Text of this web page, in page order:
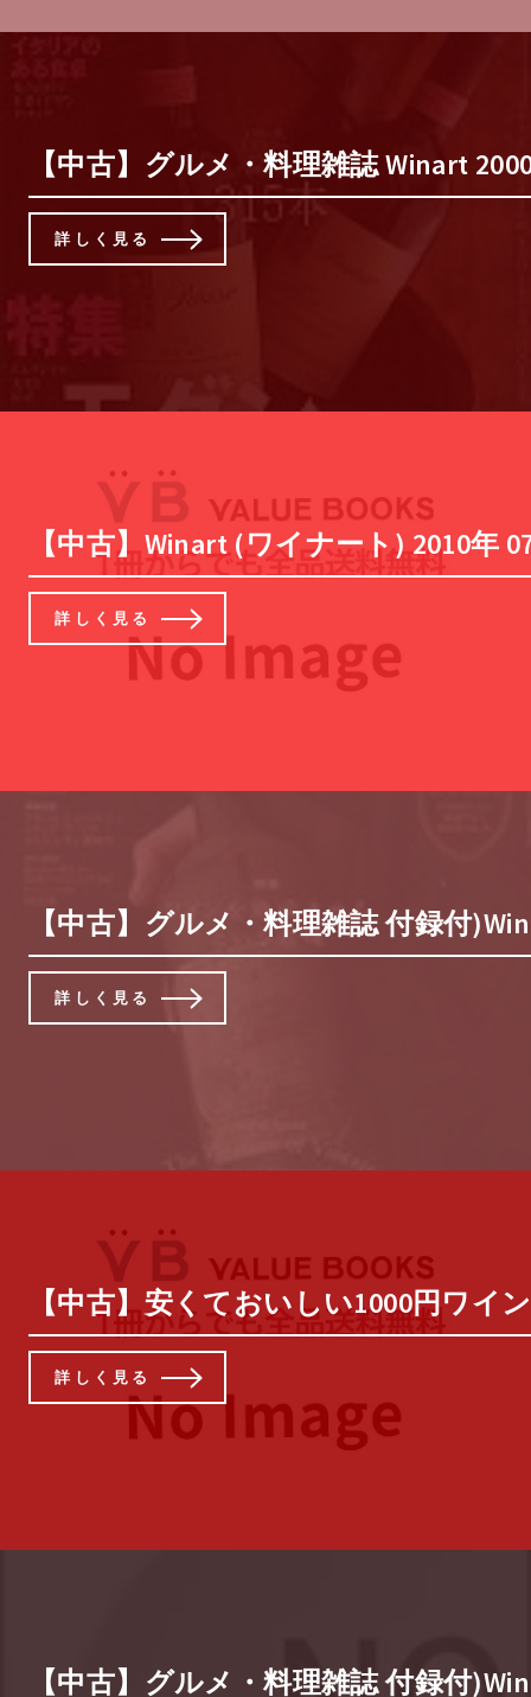
【中古】グルメ・料理雑誌 Winart
詳しく見る
【中古】Winart (ワイナート) 2010年
詳しく見る
【中古】グルメ・料理雑誌 付録付
詳しく見る
【中古】安くておいしい1000円ワイ
詳しく見る
【中古】グルメ・料理雑誌 付録付